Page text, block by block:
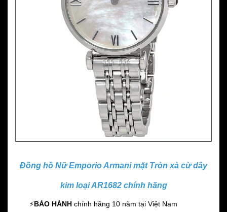
Đồng hồ Nữ Emporio Armani mặt Tròn xà cừ dây
kim loại AR1682 chính hãng
⚡️BẢO HÀNH chính hãng 10 năm tại Việt Nam